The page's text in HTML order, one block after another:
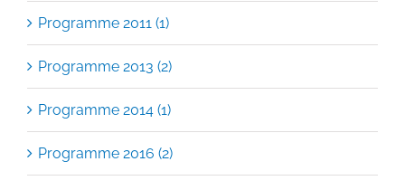
Programme 2013 (2)
Programme 2014 (1)
Programme 2016 (2)
Programme 2018 (4)